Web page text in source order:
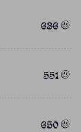
636
551
650